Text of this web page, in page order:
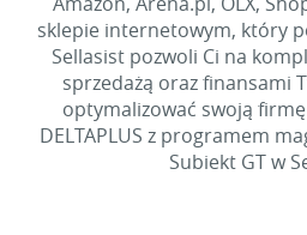
sklepie internetowym, który
Sellasist pozwoli Ci na
sprzedażą oraz finansami
optymalizować swoją
DELTAPLUS z programem
Subiekt GT w